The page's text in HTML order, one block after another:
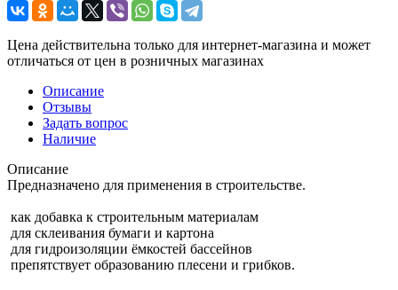
Цена действительна только для интернет-магазина и может
отличаться от цен в розничных магазинах
Описание
Отзывы
Задать вопрос
Наличие
Описание
Предназначено для применения в строительстве.
как добавка к строительным материалам
для склеивания бумаги и картона
для гидроизоляции ёмкостей бассейнов
препятствует образованию плесени и грибков.